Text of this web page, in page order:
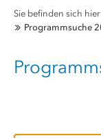
Sie befinden sich
Programmsuche